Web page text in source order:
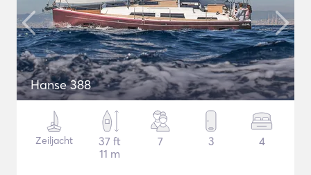
Hanse 388
Zeiljacht
37 ft
11 m
7 3 4